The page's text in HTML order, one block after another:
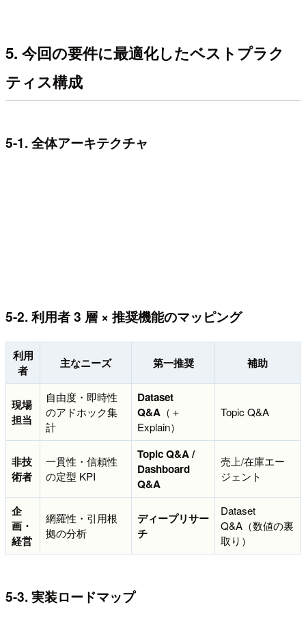
5. 今回の要件に最適化したベストプラク
ティス構成
5-1. 全体アーキテクチャ
5-2. 利用者 3 層 × 推奨機能のマッピング
利用
者
主なニーズ 第一推奨 補助
現場
担当
自由度・即時性
のアドホック集
計
Dataset
Q&A （＋
Explain）
Topic Q&A
非技
術者
一貫性・信頼性
の定型 KPI
Topic Q&A /
Dashboard
Q&A
売上/在庫エー
ジェント
企
画・
経営
網羅性・引用根
拠の分析
ディープリサー
チ
Dataset
Q&A（数値の裏
取り）
5-3. 実装ロードマップ